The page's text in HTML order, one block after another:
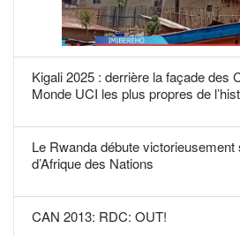
Kigali 2025 : derrière la façade des
Monde UCI les plus propres de
Le Rwanda débute
d’Afrique des Nations
CAN 2013: RDC: OUT!